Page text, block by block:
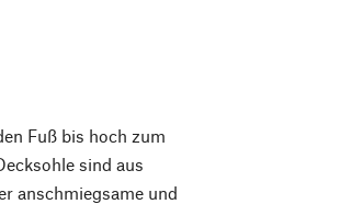
Fuß bis hoch zum
sind aus
anschmiegsame und